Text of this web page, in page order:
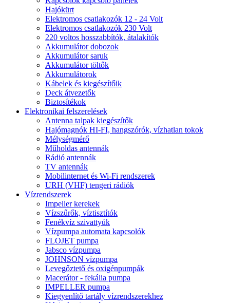
Hajókürt
Elektromos csatlakozók 12 - 24 Volt
Elektromos csatlakozók 230 Volt
220 voltos hosszabbítók, átalakítók
Akkumulátor dobozok
Akkumulátor saruk
Akkumulátor töltők
Akkumulátorok
Kábelek és kiegészítőik
Deck átvezetők
Biztosítékok
Elektronikai felszerelések
Antenna talpak kiegészítők
Hajómagnók HI-FI, hangszórók, vízhatlan tokok
Mélységmérő
Műholdas antennák
Rádió antennák
TV antennák
Mobilinternet és Wi-Fi rendszerek
URH (VHF) tengeri rádiók
Vízrendszerek
Impeller kerekek
Vízszűrők, víztisztítók
Fenékvíz szivattyúk
Vízpumpa automata kapcsolók
FLOJET pumpa
Jabsco vízpumpa
JOHNSON vízpumpa
Levegőztető és oxigénpumpák
Macerátor - fekália pumpa
IMPELLER pumpa
Kiegyenlítő tartály vízrendszerekhez